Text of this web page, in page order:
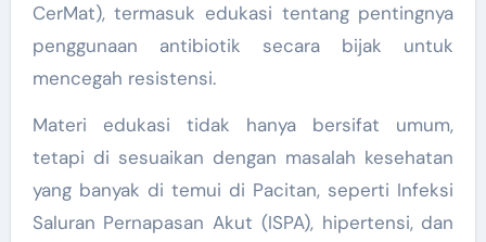
CerMat), termasuk edukasi tentang pentingnya
penggunaan antibiotik secara bijak untuk
mencegah resistensi.
Materi edukasi tidak hanya bersifat umum,
tetapi di sesuaikan dengan masalah kesehatan
yang banyak di temui di Pacitan, seperti Infeksi
Saluran Pernapasan Akut (ISPA), hipertensi, dan